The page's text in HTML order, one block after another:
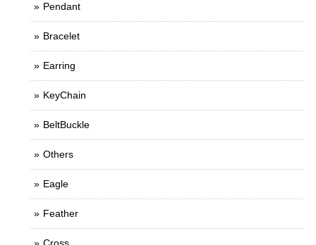
Pendant
Bracelet
Earring
KeyChain
BeltBuckle
Others
Eagle
Feather